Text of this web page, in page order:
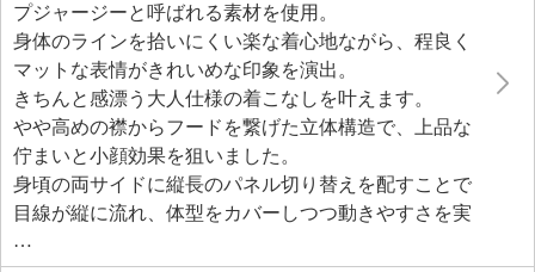
プジャージーと呼ばれる素材を使用。
身体のラインを拾いにくい楽な着心地ながら、程良く
マットな表情がきれいめな印象を演出。
きちんと感漂う大人仕様の着こなしを叶えます。
やや高めの襟からフードを繋げた立体構造で、上品な
佇まいと小顔効果を狙いました。
身頃の両サイドに縦長のパネル切り替えを配すことで
目線が縦に流れ、体型をカバーしつつ動きやすさを実
現。